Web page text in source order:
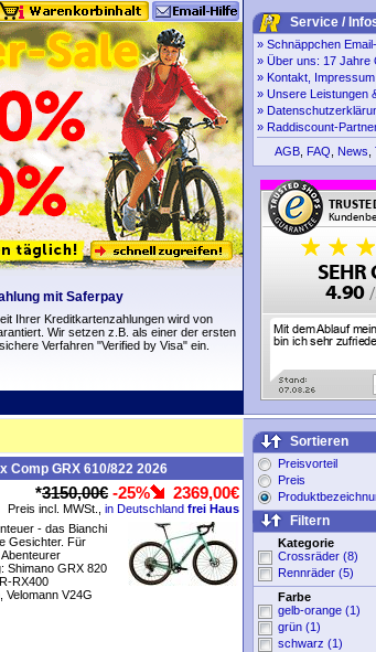
Service /
» Schnäppchen
» Über uns: 17 Jahre
» Kontakt, Impressum
» Unsere Leistungen
»
» Raddiscount-
AGB FAQ News
mit Saferpay
Ihrer Kreditkartenzahlungen wird von
Wir setzen z.B. als einer der ersten
Verfahren "Verified by Visa" ein.
Comp GRX 610/822 2026
*3150,00€ -25% 2369,00€
Preis incl. MWSt., in Deutschland frei Haus
- das Bianchi
Gesichter. Für
Shimano GRX 820
RX400
Velomann V24G
Sortieren
Preisvorteil
Preis
Filtern
Kategorie
Crossräder (8)
Rennräder (5)
Farbe
gelb-orange (1)
grün (1)
schwarz (1)